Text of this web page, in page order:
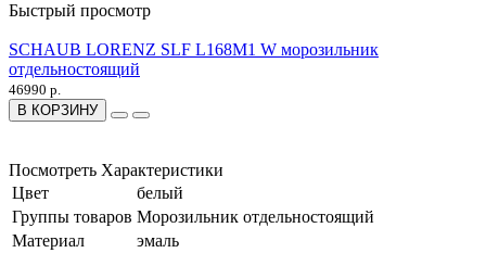
Быстрый просмотр
SCHAUB LORENZ SLF L168M1 W морозильник
отдельностоящий
46990 р.
В КОРЗИНУ
Посмотреть Характеристики
Цвет
белый
Группы товаров Морозильник отдельностоящий
Материал
эмаль